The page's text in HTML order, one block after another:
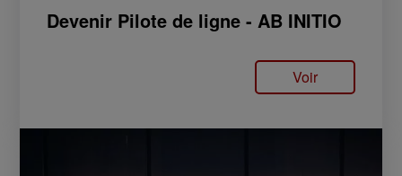
Devenir Pilote de ligne - AB INITIO
Voir